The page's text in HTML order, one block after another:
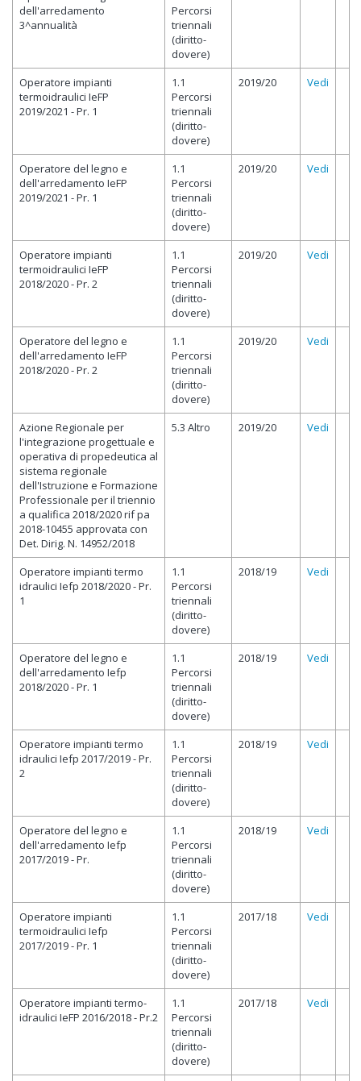
dell'arredamento
3^annualità
Percorsi
triennali
(diritto-
dovere)
Operatore impianti
termoidraulici IeFP
2019/2021 - Pr. 1
1.1
Percorsi
triennali
(diritto-
dovere)
2019/20 Vedi
Operatore del legno e
dell'arredamento IeFP
2019/2021 - Pr. 1
1.1
Percorsi
triennali
(diritto-
dovere)
2019/20 Vedi
Operatore impianti
termoidraulici IeFP
2018/2020 - Pr. 2
1.1
Percorsi
triennali
(diritto-
dovere)
2019/20 Vedi
Operatore del legno e
dell'arredamento IeFP
2018/2020 - Pr. 2
1.1
Percorsi
triennali
(diritto-
dovere)
2019/20 Vedi
Azione Regionale per
l'integrazione progettuale e
operativa di propedeutica al
sistema regionale
dell'Istruzione e Formazione
Professionale per il triennio
a qualifica 2018/2020 rif pa
2018-10455 approvata con
Det. Dirig. N. 14952/2018
5.3 Altro 2019/20 Vedi
Operatore impianti termo
idraulici Iefp 2018/2020 - Pr.
1
1.1
Percorsi
triennali
(diritto-
dovere)
2018/19 Vedi
Operatore del legno e
dell'arredamento Iefp
2018/2020 - Pr. 1
1.1
Percorsi
triennali
(diritto-
dovere)
2018/19 Vedi
Operatore impianti termo
idraulici Iefp 2017/2019 - Pr.
2
1.1
Percorsi
triennali
(diritto-
dovere)
2018/19 Vedi
Operatore del legno e
dell'arredamento Iefp
2017/2019 - Pr.
1.1
Percorsi
triennali
(diritto-
dovere)
2018/19 Vedi
Operatore impianti
termoidraulici Iefp
2017/2019 - Pr. 1
1.1
Percorsi
triennali
(diritto-
dovere)
2017/18 Vedi
Operatore impianti termo-
idraulici IeFP 2016/2018 - Pr.2
1.1
Percorsi
triennali
(diritto-
dovere)
2017/18 Vedi